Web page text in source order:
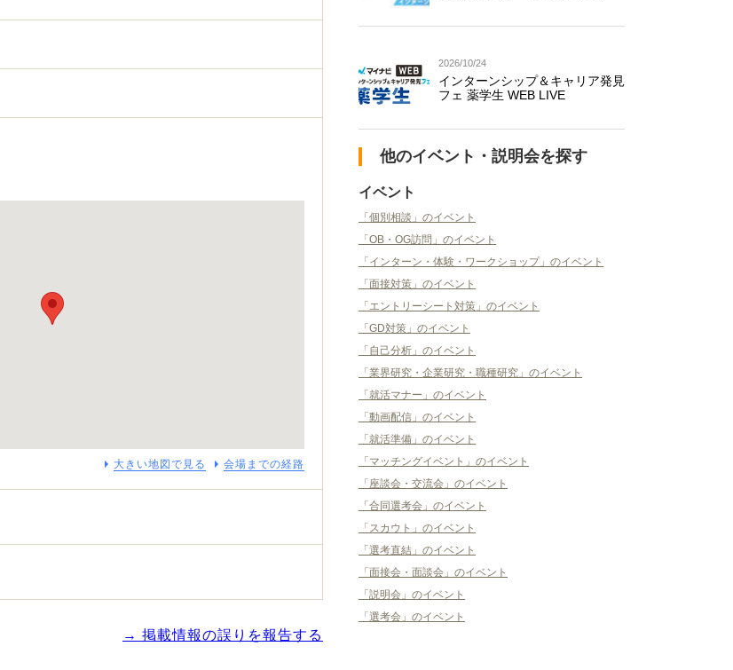
大きい地図で見る 会場までの経路
→ 掲載情報の誤りを報告する
2026/10/24
インターンシップ＆キャリア発見
フェ 薬学生 WEB LIVE
他のイベント・説明会を探す
イベント
「個別相談」のイベント
「OB・OG訪問」のイベント
「インターン・体験・ワークショップ」のイベント
「面接対策」のイベント
「エントリーシート対策」のイベント
「GD対策」のイベント
「自己分析」のイベント
「業界研究・企業研究・職種研究」のイベント
「就活マナー」のイベント
「動画配信」のイベント
「就活準備」のイベント
「マッチングイベント」のイベント
「座談会・交流会」のイベント
「合同選考会」のイベント
「スカウト」のイベント
「選考直結」のイベント
「面接会・面談会」のイベント
「説明会」のイベント
「選考会」のイベント